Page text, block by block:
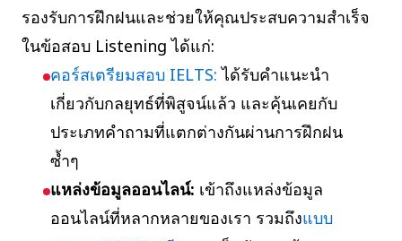
รองรับการฝึกฝนและช่วยให้คุณประสบความสำเร็จ
ในข้อสอบ Listening ได้แก่:
คอร์สเตรียมสอบ IELTS: ได้รับคำแนะนำ
เกี่ยวกับกลยุทธ์ที่พิสูจน์แล้ว และคุ้นเคยกับ
ประเภทคำถามที่แตกต่างกันผ่านการฝึกฝน
ซ้ำๆ
แหล่งข้อมูลออนไลน์: เข้าถึงแหล่งข้อมูล
ออนไลน์ที่หลากหลายของเรา รวมถึงแบบ